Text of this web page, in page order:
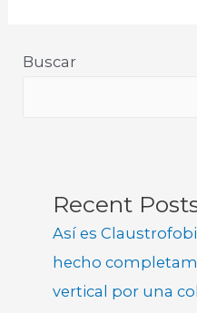
Buscar
Recent
Así es
hecho
vertical por una